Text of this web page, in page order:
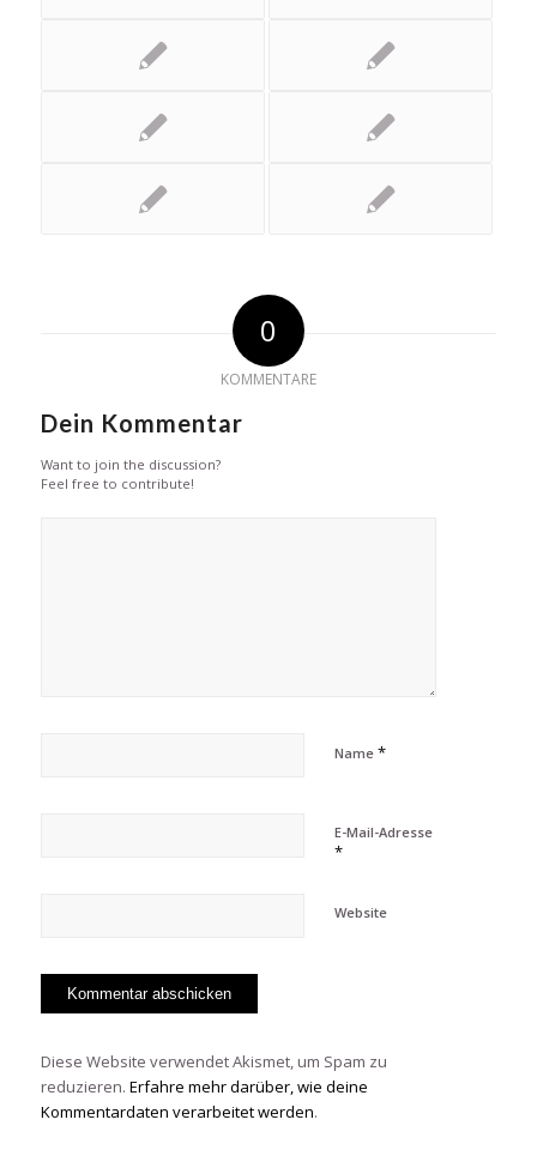
0
KOMMENTARE
Dein Kommentar
Want to join the discussion?
Feel free to contribute!
Name *
E-Mail-Adresse
*
Website
Diese Website verwendet Akismet, um Spam zu
reduzieren. Erfahre mehr darüber, wie deine
Kommentardaten verarbeitet werden.